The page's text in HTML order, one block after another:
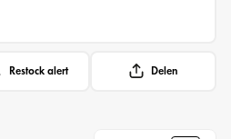
Restock alert Delen